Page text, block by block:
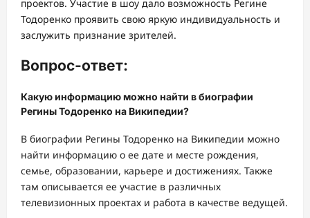
проектов. Участие в шоу дало возможность Регине
Тодоренко проявить свою яркую индивидуальность и
заслужить признание зрителей.
Вопрос-ответ:
Какую информацию можно найти в биографии
Регины Тодоренко на Википедии?
В биографии Регины Тодоренко на Википедии можно
найти информацию о ее дате и месте рождения,
семье, образовании, карьере и достижениях. Также
там описывается ее участие в различных
телевизионных проектах и работа в качестве ведущей.